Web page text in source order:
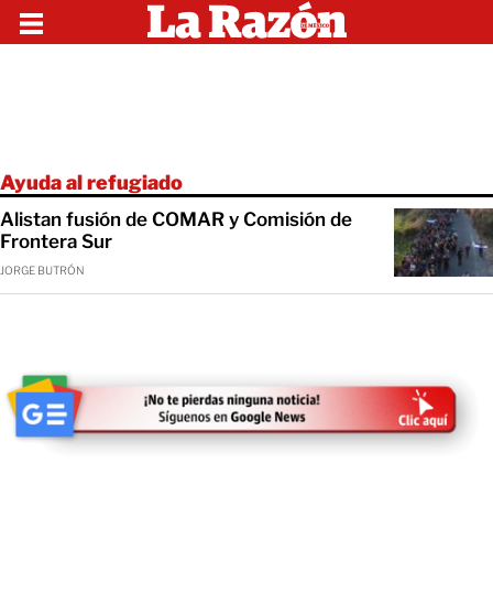
Ayuda al refugiado
Alistan fusión de COMAR y Comisión de
Frontera Sur
JORGE BUTRÓN